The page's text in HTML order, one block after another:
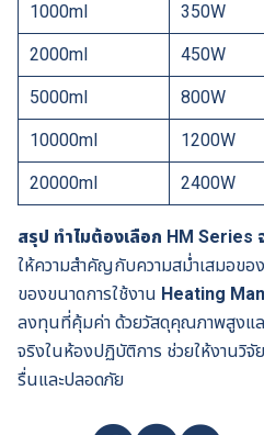
1000ml 350W
2000ml 450W
5000ml 800W
10000ml 1200W
20000ml 2400W
สรุป ทำไมต้องเลือก HM Series
ให้ความสำคัญกับความสม่ำเสมอข
ของขนาดการใช้งาน Heating
ลงทุนที่คุ้มค่า ด้วยวัสดุคุณภาพสูงแ
จริงในห้องปฏิบัติการ ช่วยให้งานวิ
รื่นและปลอดภัย